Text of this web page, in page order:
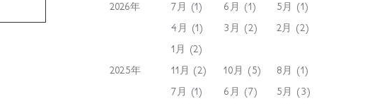
2026年 7月 (1) 6月 (1)
5月 (1)
4月 (1)
3月 (2)
2月 (2)
1月 (2)
2025年
11月 (2) 10月 (5)
8月 (1)
7月 (1)
6月 (7)
5月 (3)